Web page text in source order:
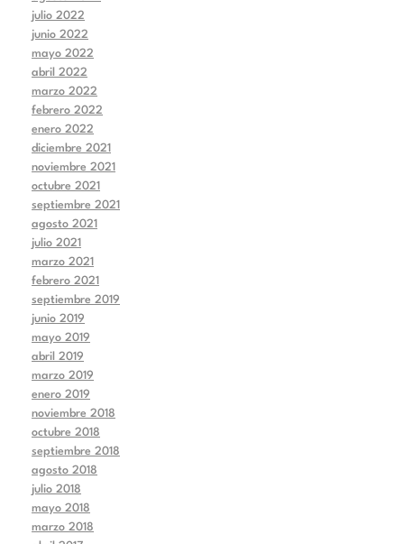
julio 2022
junio 2022
mayo 2022
abril 2022
marzo 2022
febrero 2022
enero 2022
diciembre 2021
noviembre 2021
octubre 2021
septiembre 2021
agosto 2021
julio 2021
marzo 2021
febrero 2021
septiembre 2019
junio 2019
mayo 2019
abril 2019
marzo 2019
enero 2019
noviembre 2018
octubre 2018
septiembre 2018
agosto 2018
julio 2018
mayo 2018
marzo 2018